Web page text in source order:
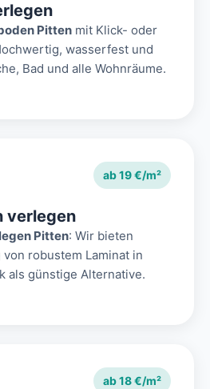
Pitten mit Klick- oder
wasserfest und
Bad und alle Wohnräume.
ab 19 €/m²
verlegen
Pitten: Wir bieten
robustem Laminat in
als günstige Alternative.
ab 18 €/m²